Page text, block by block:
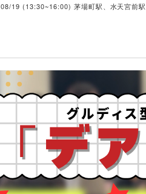
08/19 (13:30~16:00) 茅場町駅、水天宮前駅